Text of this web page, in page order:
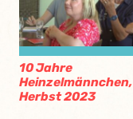
10 Jahre
Heinzelmännchen,
Herbst 2023